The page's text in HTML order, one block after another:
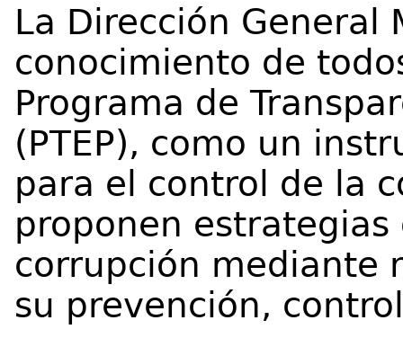
La Dirección
conocimiento de
Programa de
(PTEP), como un
para el control de la
proponen
corrupción mediante
su prevención,